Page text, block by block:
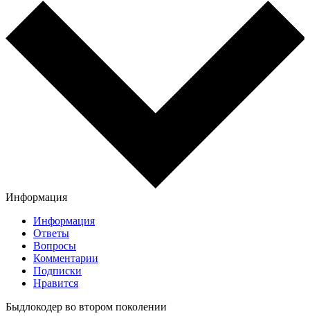
Информация
Информация
Ответы
Вопросы
Комментарии
Подписки
Нравится
Быдлокодер во втором поколении